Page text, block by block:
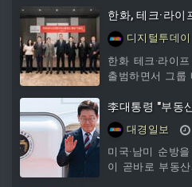
가 존속법인이지
한화, 테크·라이
M&S 출범
디지털투데이
한화 테크·라이
출범하면서 그룹
서울 중구 더 플
식 설립을 선언
묶는 중간 지주
독립 경영 체제가
비스홀딩스는 3
李대통령 "부동
명" 대경일보
미국·남미 순방
이 곧바로 부동